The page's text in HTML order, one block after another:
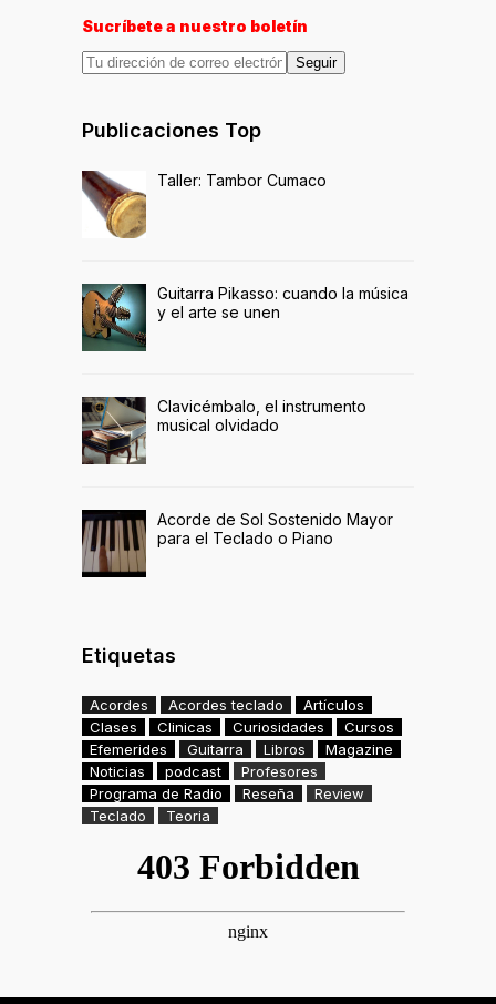
Sucríbete a nuestro boletín
Seguir
Publicaciones Top
Taller: Tambor Cumaco
Guitarra Pikasso: cuando la música
y el arte se unen
Clavicémbalo, el instrumento
musical olvidado
Acorde de Sol Sostenido Mayor
para el Teclado o Piano
Etiquetas
Acordes Acordes teclado
Artículos
Clases
Clinicas Curiosidades
Cursos
Efemerides
Guitarra Libros
Magazine
Noticias
podcast
Profesores
Programa de Radio
Reseña
Review
Teclado
Teoria